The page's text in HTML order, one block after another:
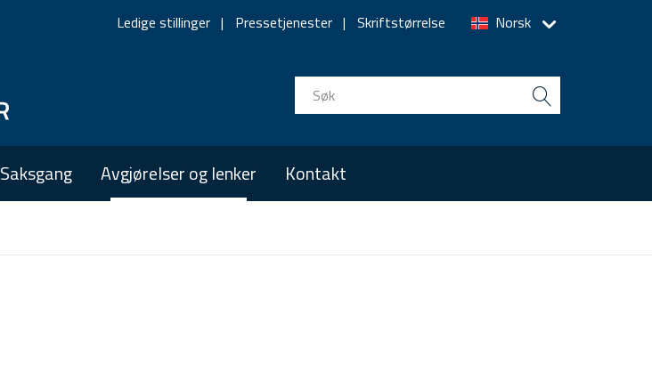
navigation
Norsk
Ledige stillinger Pressetjenester Skriftstørrelse
Saksgang Avgjørelser og lenker Kontakt